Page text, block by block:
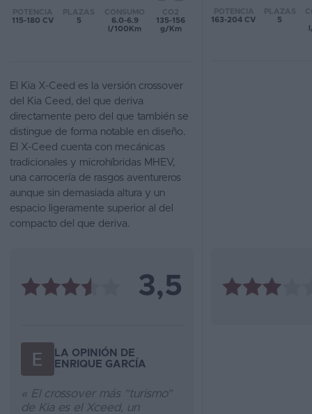
Favoritos
coche
Blog
Ventas
coches
2026
POTENCIA
115-180 CV
PLAZAS
5
CONSUMO
6.0-6.9
l/100Km
CO2
135-156
g/Km
POTENCIA
163-204 CV
PLAZAS
5
El Kia X-Ceed es la versión crossover
del Kia Ceed, del que deriva
directamente pero del que también se
distingue de forma notable en diseño.
El X-Ceed cuenta con mecánicas
tradicionales y microhíbridas MHEV,
una carrocería de rasgos aventureros
aunque sin demasiada altura y un
espacio ligeramente superior al del
compacto del que deriva.
3,5
LA OPINIÓN DE
ENRIQUE GARCÍA
« El crossover más "turismo"
de Kia es el Xceed, un